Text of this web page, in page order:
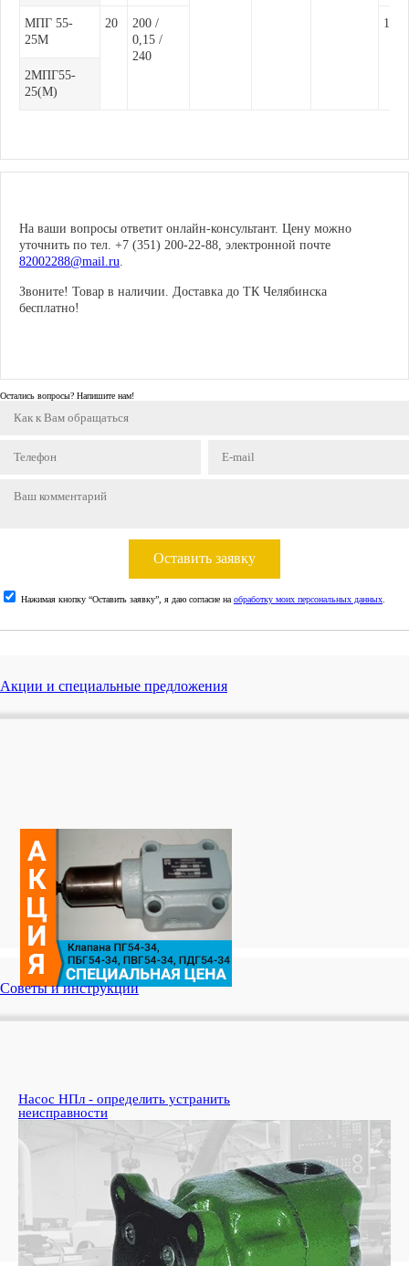
МПГ 55-
25М
20
200 /
0,15 /
240
120
2МПГ55-
25(М)
На ваши вопросы ответит онлайн-консультант. Цену можно
уточнить по тел. +7 (351) 200-22-88, электронной почте
82002288@mail.ru.
Звоните! Товар в наличии. Доставка до ТК Челябинска
бесплатно!
Остались вопросы? Напишите нам!
Оставить заявку
Нажимая кнопку “Оставить заявку”, я даю согласие на обработку моих персональных данных
Акции и специальные предложения
Советы и инструкции
Насос НПл - определить устранить
неисправности